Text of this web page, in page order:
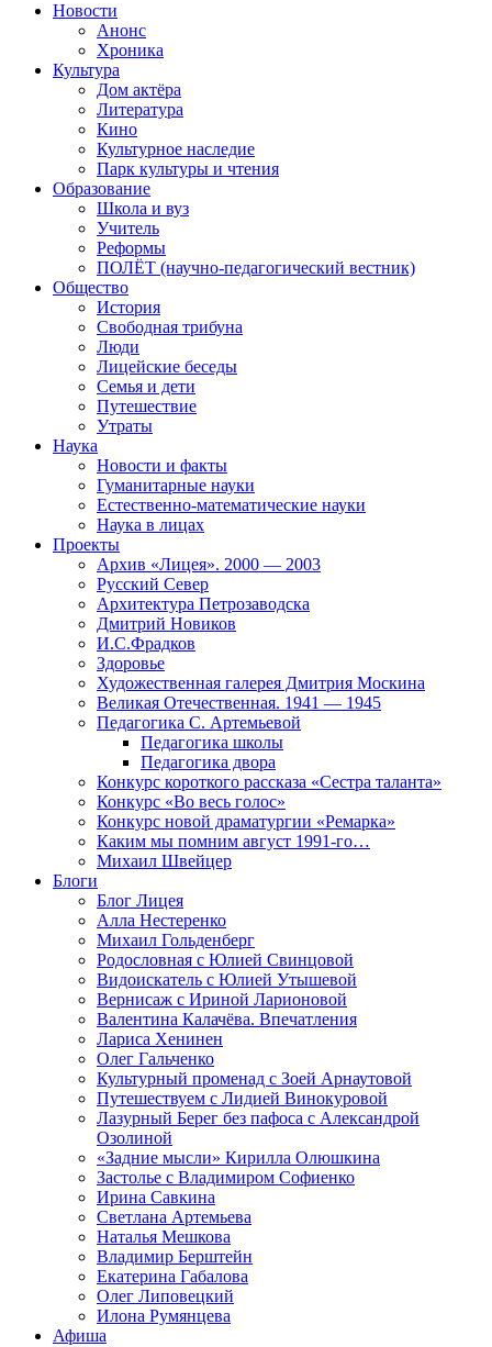
Новости
Анонс
Хроника
Культура
Дом актёра
Литература
Кино
Культурное наследие
Парк культуры и чтения
Образование
Школа и вуз
Учитель
Реформы
ПОЛЁТ (научно-педагогический вестник)
Общество
История
Свободная трибуна
Люди
Лицейские беседы
Семья и дети
Путешествие
Утраты
Наука
Новости и факты
Гуманитарные науки
Естественно-математические науки
Наука в лицах
Проекты
Архив «Лицея». 2000 — 2003
Русский Север
Архитектура Петрозаводска
Дмитрий Новиков
И.С.Фрадков
Здоровье
Художественная галерея Дмитрия Москина
Великая Отечественная. 1941 — 1945
Педагогика С. Артемьевой
Педагогика школы
Педагогика двора
Конкурс короткого рассказа «Сестра таланта»
Конкурс «Во весь голос»
Конкурс новой драматургии «Ремарка»
Каким мы помним август 1991-го…
Михаил Швейцер
Блоги
Блог Лицея
Алла Нестеренко
Михаил Гольденберг
Родословная с Юлией Свинцовой
Видоискатель с Юлией Утышевой
Вернисаж с Ириной Ларионовой
Валентина Калачёва. Впечатления
Лариса Хенинен
Олег Гальченко
Культурный променад с Зоей Арнаутовой
Путешествуем с Лидией Винокуровой
Лазурный Берег без пафоса с Александрой
Озолиной
«Задние мысли» Кирилла Олюшкина
Застолье с Владимиром Софиенко
Ирина Савкина
Светлана Артемьева
Наталья Мешкова
Владимир Берштейн
Екатерина Габалова
Олег Липовецкий
Илона Румянцева
Афиша